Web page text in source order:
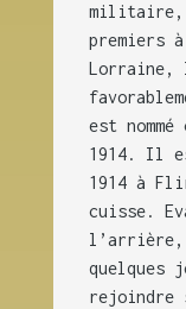
militaire,
premiers
Lorraine,
est
1914. Il
1914 à
cuisse.
quelques
rejoindre